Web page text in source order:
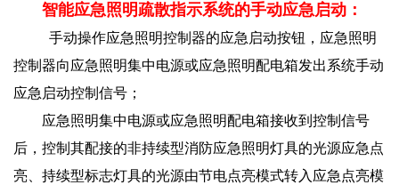
智能应急照明疏散指示系统的手动应急启动：
手动操作应急照明控制器的应急启动按钮，应急照明
控制器向应急照明集中电源或应急照明配电箱发出系统手动
应急启动控制信号；
应急照明集中电源或应急照明配电箱接收到控制信号
后，控制其配接的非持续型消防应急照明灯具的光源应急点
亮、持续型标志灯具的光源由节电点亮模式转入应急点亮模